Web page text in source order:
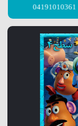
04191010361